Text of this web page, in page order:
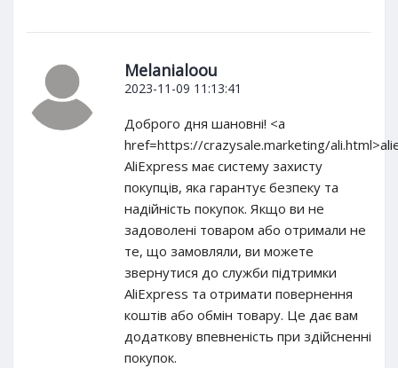
Melanialoou
2023-11-09 11:13:41
Доброго дня шановні! <a
href=https://crazysale.marketing/
AliExpress має систему захисту
покупців, яка гарантує безпеку та
надійність покупок. Якщо ви не
задоволені товаром або отримали не
те, що замовляли, ви можете
звернутися до служби підтримки
AliExpress та отримати повернення
коштів або обмін товару. Це дає вам
додаткову впевненість при здійсненні
покупок.